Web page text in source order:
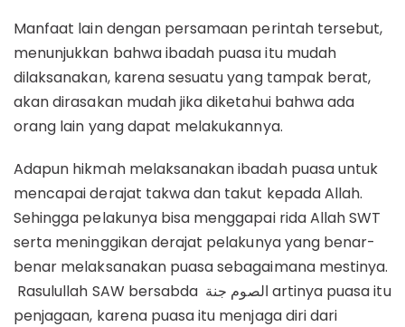
Manfaat lain dengan persamaan perintah tersebut,
menunjukkan bahwa ibadah puasa itu mudah
dilaksanakan, karena sesuatu yang tampak berat,
akan dirasakan mudah jika diketahui bahwa ada
orang lain yang dapat melakukannya.
Adapun hikmah melaksanakan ibadah puasa untuk
mencapai derajat takwa dan takut kepada Allah.
Sehingga pelakunya bisa menggapai rida Allah SWT
serta meninggikan derajat pelakunya yang benar-
benar melaksanakan puasa sebagaimana mestinya.
Rasulullah SAW bersabda الصوم جنة artinya puasa itu
penjagaan, karena puasa itu menjaga diri dari